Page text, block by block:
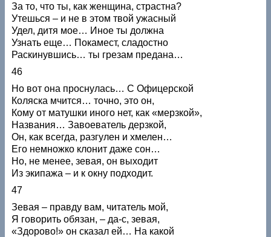
За то, что ты, как женщина, страстна?
Утешься – и не в этом твой ужасный
Удел, дитя мое… Иное ты должна
Узнать еще… Покамест, сладостно
Раскинувшись… ты грезам предана…
46
Но вот она проснулась… С Офицерской
Коляска мчится… точно, это он,
Кому от матушки иного нет, как «мерзкой»,
Названия… Завоеватель дерзкой,
Он, как всегда, разгулен и хмелен…
Его немножко клонит даже сон…
Но, не менее, зевая, он выходит
Из экипажа – и к окну подходит.
47
Зевая – правду вам, читатель мой,
Я говорить обязан, – да-с, зевая,
«Здорово!» он сказал ей… На какой